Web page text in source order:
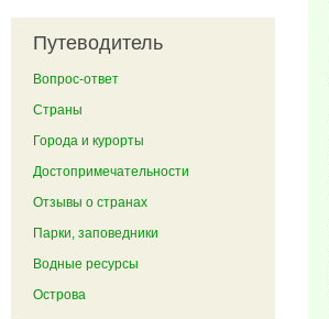
Путеводитель
Вопрос-ответ
Страны
Города и курорты
Достопримечательности
Отзывы о странах
Парки, заповедники
Водные ресурсы
Острова